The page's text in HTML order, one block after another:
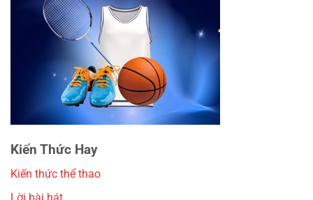
Kiến Thức Hay
Kiến thức thể thao